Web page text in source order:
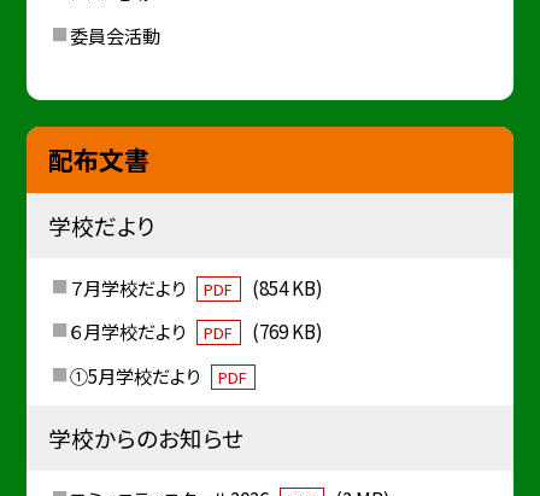
委員会活動
配布文書
学校だより
７月学校だより PDF
(854 KB)
６月学校だより
PDF
(769 KB)
①5月学校だより
PDF
学校からのお知らせ